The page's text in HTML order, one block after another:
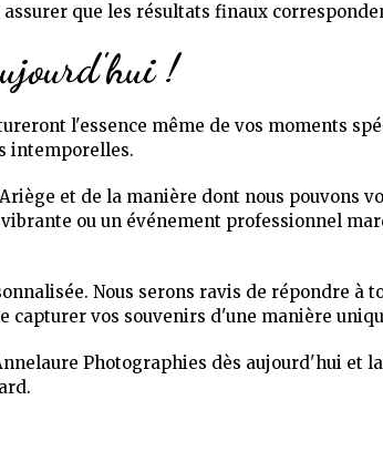
que les résultats finaux
!
l'essence même de vos moments
intemporelles.
et de la manière dont nous pouvons
ou un événement professionnel
Nous serons ravis de répondre à
vos souvenirs d'une manière
Photographies dès aujourd'hui et